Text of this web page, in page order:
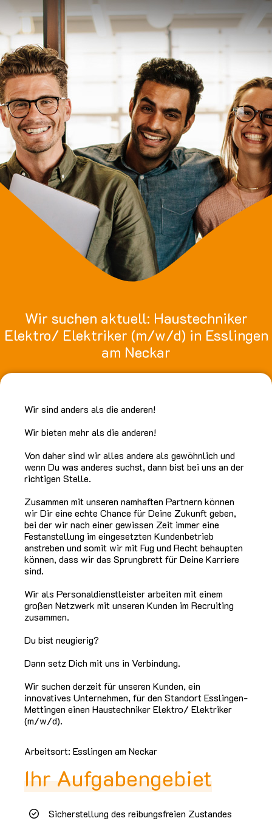
Wir suchen aktuell: Haustechniker
Elektro/ Elektriker (m/w/d) in Esslingen
am Neckar
Wir sind anders als die anderen!
Wir bieten mehr als die anderen!
Von daher sind wir alles andere als gewöhnlich und
wenn Du was anderes suchst, dann bist bei uns an der
richtigen Stelle.
Zusammen mit unseren namhaften Partnern können
wir Dir eine echte Chance für Deine Zukunft geben,
bei der wir nach einer gewissen Zeit immer eine
Festanstellung im eingesetzten Kundenbetrieb
anstreben und somit wir mit Fug und Recht behaupten
können, dass wir das Sprungbrett für Deine Karriere
sind.
Wir als Personaldienstleister arbeiten mit einem
großen Netzwerk mit unseren Kunden im Recruiting
zusammen.
Du bist neugierig?
Dann setz Dich mit uns in Verbindung.
Wir suchen derzeit für unseren Kunden, ein
innovatives Unternehmen, für den Standort Esslingen-
Mettingen einen Haustechniker Elektro/ Elektriker
(m/w/d).
Arbeitsort: Esslingen am Neckar
Ihr Aufgabengebiet
Sicherstellung des reibungsfreien Zustandes